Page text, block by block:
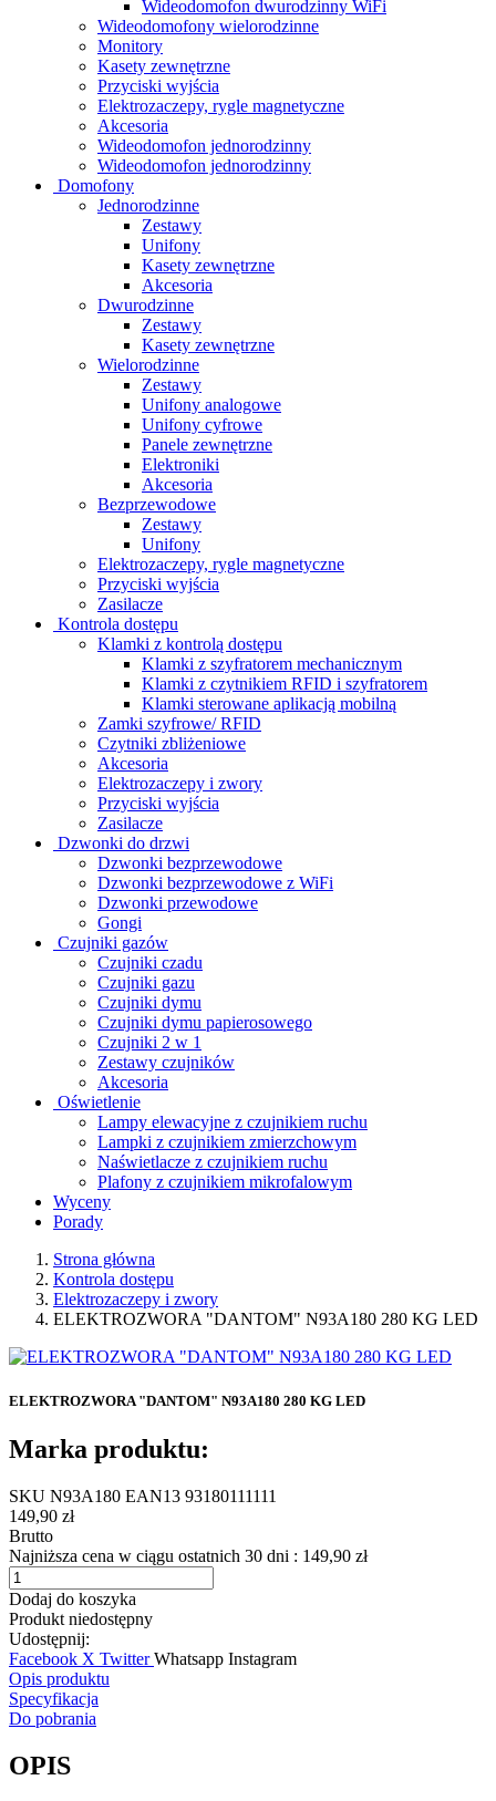
Wideodomofon dwurodzinny WiFi
Wideodomofony wielorodzinne
Monitory
Kasety zewnętrzne
Przyciski wyjścia
Elektrozaczepy, rygle magnetyczne
Akcesoria
Wideodomofon jednorodzinny
Wideodomofon jednorodzinny
Domofony
Jednorodzinne
Zestawy
Unifony
Kasety zewnętrzne
Akcesoria
Dwurodzinne
Zestawy
Kasety zewnętrzne
Wielorodzinne
Zestawy
Unifony analogowe
Unifony cyfrowe
Panele zewnętrzne
Elektroniki
Akcesoria
Bezprzewodowe
Zestawy
Unifony
Elektrozaczepy, rygle magnetyczne
Przyciski wyjścia
Zasilacze
Kontrola dostępu
Klamki z kontrolą dostępu
Klamki z szyfratorem mechanicznym
Klamki z czytnikiem RFID i szyfratorem
Klamki sterowane aplikacją mobilną
Zamki szyfrowe/ RFID
Czytniki zbliżeniowe
Akcesoria
Elektrozaczepy i zwory
Przyciski wyjścia
Zasilacze
Dzwonki do drzwi
Dzwonki bezprzewodowe
Dzwonki bezprzewodowe z WiFi
Dzwonki przewodowe
Gongi
Czujniki gazów
Czujniki czadu
Czujniki gazu
Czujniki dymu
Czujniki dymu papierosowego
Czujniki 2 w 1
Zestawy czujników
Akcesoria
Oświetlenie
Lampy elewacyjne z czujnikiem ruchu
Lampki z czujnikiem zmierzchowym
Naświetlacze z czujnikiem ruchu
Plafony z czujnikiem mikrofalowym
Wyceny
Porady
Strona główna
Kontrola dostępu
Elektrozaczepy i zwory
ELEKTROZWORA "DANTOM" N93A180 280 KG LED
ELEKTROZWORA "DANTOM" N93A180 280 KG LED
Marka produktu:
SKU N93A180 EAN13 93180111111
149,90 zł
Brutto
Najniższa cena w ciągu ostatnich 30 dni : 149,90 zł
Dodaj do koszyka
Produkt niedostępny
Udostępnij:
Facebook X Twitter Whatsapp Instagram
Opis produktu
Specyfikacja
Do pobrania
OPIS